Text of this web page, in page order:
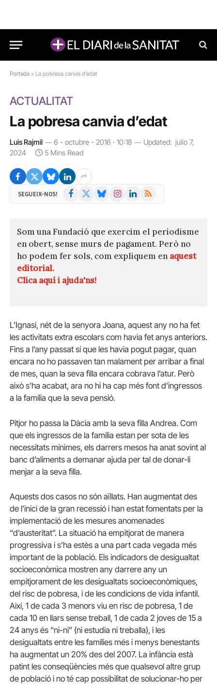
Portada » La pobresa canvia d’edat
ACTUALITAT
La pobresa canvia d’edat
Luis Rajmil 6 - octubre - 2016 · 10:18 Updated: julio 7,
2024
5 Mins Read
SEGUEIX-NOS! Facebook BlueskyInstagramLinkedIn
RSS
Som una Fundació que exercim el periodisme
en obert, sense murs de pagament. Però no
ho podem fer sols, com expliquem en aquest
editorial.
Clica aquí i ajuda'ns!
L’Ignasi, nét de la senyora Joana, aquest any no ha fet
les activitats extra escolars com havia fet anys anteriors.
Fins a l’any passat sí que les havia pogut pagar, quan
encara no ho passaven tan malament per arribar a final
de mes, quan la seva filla encara cobrava l’atur. Però
això s’ha acabat, ara no hi ha cap més font d’ingressos
a la família que la seva pensió.
Pitjor ho passa la Dàcia amb la seva filla Andrea. Com
que els ingressos de la família estan per sota de les
necessitats mínimes, els darrers mesos ha anat sovint al
banc d’aliments a demanar ajuda per tal de donar-li
menjar a la seva filla.
Aquests dos casos no són aïllats. Han augmentat des
de l’inici de la gran recessió i han estat fomentats per la
implementació de les mesures anomenades
“d’austeritat”. La situació ha empitjorat de manera
progressiva i s’ha estès a una part cada vegada més
important de la població. Els indicadors de desigualtat
socioeconòmica mostren any darrere any un
empitjorament de les desigualtats socioeconòmiques,
del risc de pobresa, i de les condicions de vida infantil.
Així, 1 de cada 3 menors viu en risc de pobresa, 1 de
cada 10 en llars sense treball, 1 de cada 2 joves de 15 a
24 anys és “ni-ni” (ni estudia ni treballa), i les
desigualtats entre les famílies més i menys benestants
ha augmentat un 20% des del 2007. La infància està
patint les conseqüències més que qualsevol altre grup
de població i no té cap possibilitat de solucionar-ho per